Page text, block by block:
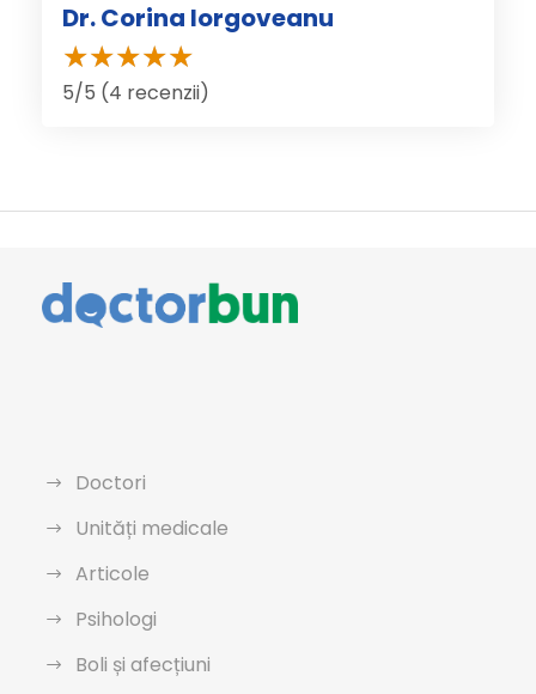
Dr. Corina Iorgoveanu
5/5 (4 recenzii)
Doctori
Unități medicale
Articole
Psihologi
Boli și afecțiuni